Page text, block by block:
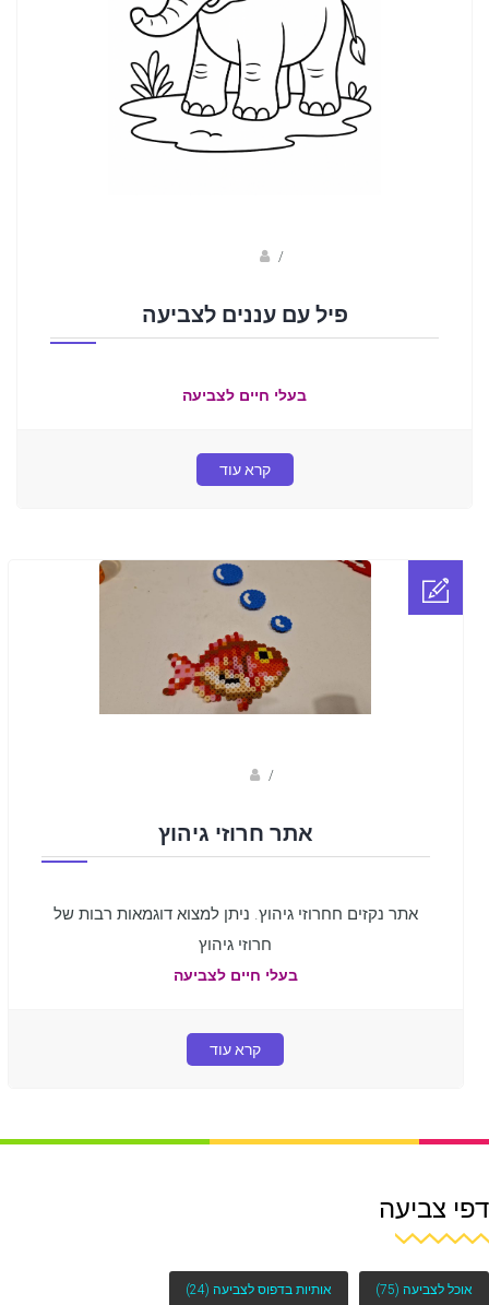
/
פיל עם עננים לצביעה
בעלי חיים לצביעה
קרא עוד
/
אתר חרוזי גיהוץ
אתר נקזים חחרוזי גיהוץ. ניתן למצוא דוגמאות רבות של
חרוזי גיהוץ
בעלי חיים לצביעה
קרא עוד
דפי צביעה
אוכל לצביעה (75) אותיות בדפוס לצביעה (24)